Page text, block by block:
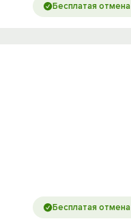
Бесплатая отмена
Бесплатая отмена